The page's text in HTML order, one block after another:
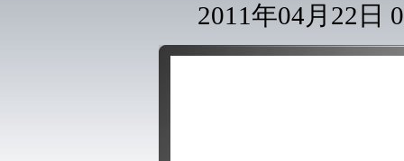
2011年04月22